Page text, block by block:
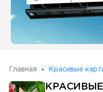
Главная Красивые